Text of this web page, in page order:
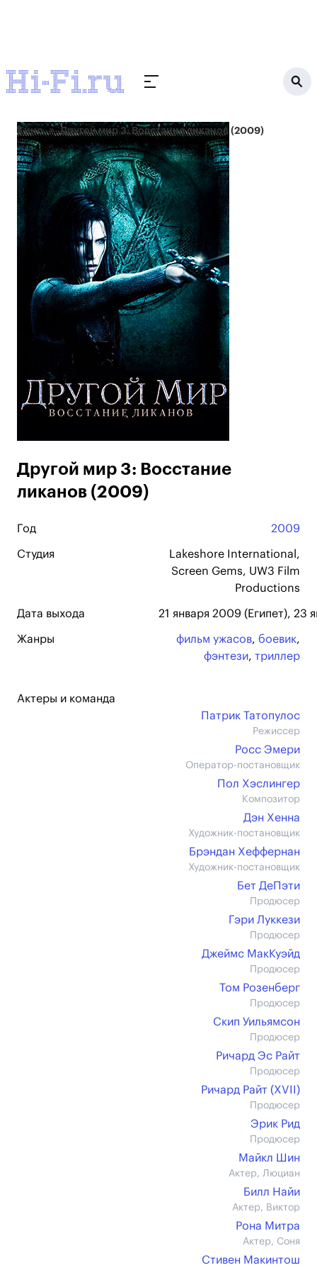
Кино Другой мир 3: Восстание ликанов (2009)
Другой мир 3: Восстание
ликанов (2009)
Год 2009
Студия
Lakeshore International,
Screen Gems, UW3 Film
Productions
Дата выхода 21 января 2009 (Египет),
Жанры фильм ужасов, боевик,
фэнтези, триллер
Актеры и команда
Патрик Татопулос
Режиссер
Росс Эмери
Оператор-постановщик
Пол Хэслингер
Композитор
Дэн Хенна
Художник-постановщик
Брэндан Хеффернан
Художник-постановщик
Бет ДеПэти
Продюсер
Гэри Луккези
Продюсер
Джеймс МакКуэйд
Продюсер
Том Розенберг
Продюсер
Скип Уильямсон
Продюсер
Ричард Эс Райт
Продюсер
Ричард Райт (XVII)
Продюсер
Эрик Рид
Продюсер
Майкл Шин
Актер, Люциан
Билл Найи
Актер, Виктор
Рона Митра
Актер, Соня
Стивен Макинтош